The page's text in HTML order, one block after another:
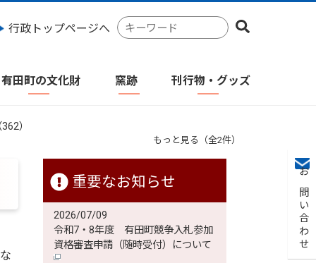
行政トップページへ
検
索
ワ
有田町の文化財 窯跡 刊行物・グッズ
お問い合わせ
）
もっと見る（全2件）
重要なお知らせ
2026/07/09
令和7・8年度 有田町競争入札参加
資格審査申請（随時受付）について